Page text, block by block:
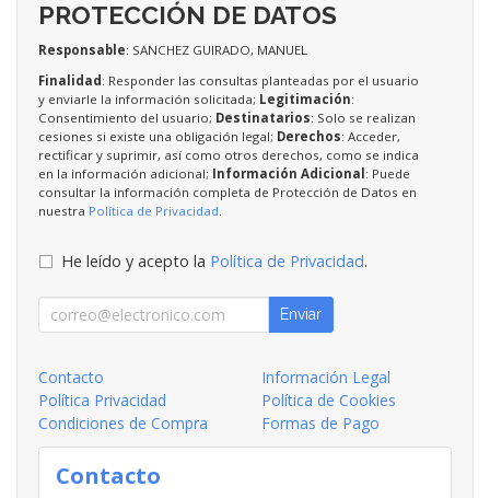
PROTECCIÓN DE DATOS
Responsable: SANCHEZ GUIRADO, MANUEL
Finalidad: Responder las consultas planteadas por el usuario
y enviarle la información solicitada; Legitimación:
Consentimiento del usuario; Destinatarios: Solo se realizan
cesiones si existe una obligación legal; Derechos: Acceder,
rectificar y suprimir, así como otros derechos, como se indica
en la información adicional; Información Adicional: Puede
consultar la información completa de Protección de Datos en
nuestra Política de Privacidad
He leído y acepto la Política de Privacidad.
Enviar
Contacto
Información Legal
Política Privacidad
Política de Cookies
Condiciones de Compra
Formas de Pago
Contacto